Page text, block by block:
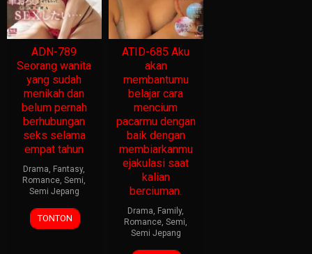
ADN-789
Seorang wanita
yang sudah
menikah dan
belum pernah
berhubungan
seks selama
empat tahun
Drama, Fantasy,
Romance,Semi,
Semi Jepang
TONTON
ATID-685 Aku
akan
membantumu
belajar cara
mencium
pacarmu dengan
baik dengan
membiarkanmu
ejakulasi saat
kalian
berciuman.
Drama, Family,
Romance,Semi,
Semi Jepang